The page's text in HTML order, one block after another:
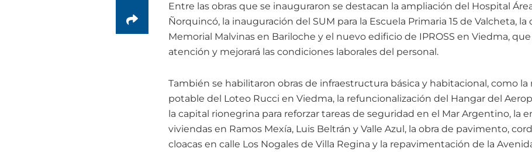
Entre las obras que se inauguraron se destacan la ampliación del Hospital
Ñorquincó, la inauguración del SUM para la Escuela Primaria 15 de Valcheta, la
Memorial Malvinas en Bariloche y el nuevo edificio de IPROSS en Viedma, que
atención y mejorará las condiciones laborales del personal.
También se habilitaron obras de infraestructura básica y habitacional, como la
potable del Loteo Rucci en Viedma, la refuncionalización del Hangar del
la capital rionegrina para reforzar tareas de seguridad en el Mar Argentino, la
viviendas en Ramos Mexía, Luis Beltrán y Valle Azul, la obra de pavimento,
cloacas en calle Los Nogales de Villa Regina y la repavimentación de la